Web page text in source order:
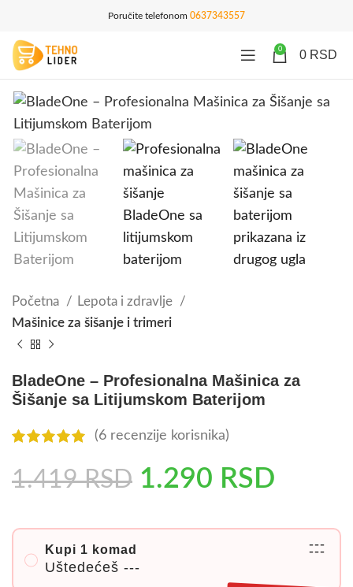
Poručite telefonom 0637343557
0 0 RSD
Početna
Lepota i zdravlje
Mašinice za šišanje i trimeri
BladeOne – Profesionalna Mašinica za
Šišanje sa Litijumskom Baterijom
(6 recenzije korisnika)
1.419RSD 1.290 RSD
Kupi 1 komad
Uštedećeš ---
---
---